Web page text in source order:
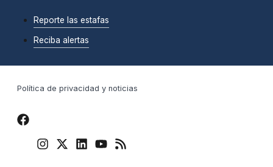
Reporte las estafas
Reciba alertas
Política de privacidad y noticias